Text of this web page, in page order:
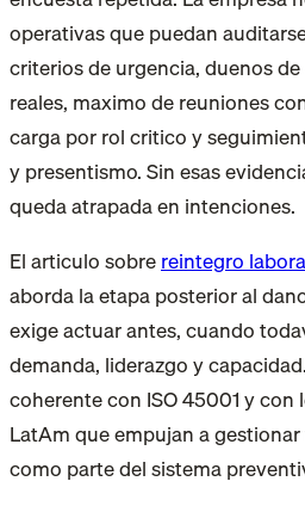
operativas que puedan
criterios de urgencia, duenos
reales, maximo de reuniones
carga por rol critico y
y presentismo. Sin esas
queda atrapada en intenciones.
El articulo sobrereintegro
aborda la etapa posterior al
exige actuar antes, cuando
demanda, liderazgo y
coherente con ISO 45001 y con
LatAm que empujan a
como parte del sistema